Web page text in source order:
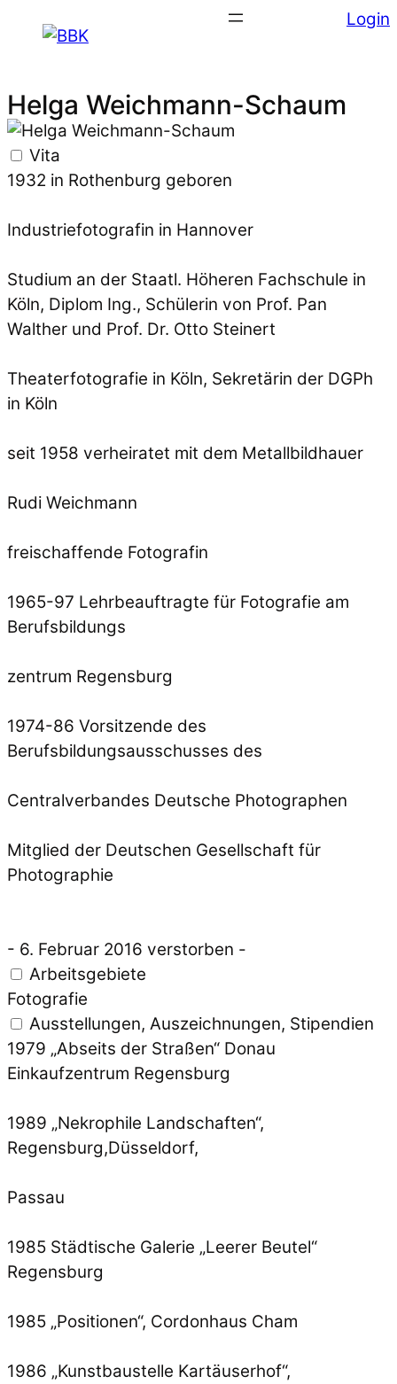
Login
Helga Weichmann-Schaum
Vita
1932 in Rothenburg geboren
Industriefotografin in Hannover
Studium an der Staatl. Höheren Fachschule in
Köln, Diplom Ing., Schülerin von Prof. Pan
Walther und Prof. Dr. Otto Steinert
Theaterfotografie in Köln, Sekretärin der DGPh
in Köln
seit 1958 verheiratet mit dem Metallbildhauer
Rudi Weichmann
freischaffende Fotografin
1965-97 Lehrbeauftragte für Fotografie am
Berufsbildungs
zentrum Regensburg
1974-86 Vorsitzende des
Berufsbildungsausschusses des
Centralverbandes Deutsche Photographen
Mitglied der Deutschen Gesellschaft für
Photographie
- 6. Februar 2016 verstorben -
Arbeitsgebiete
Fotografie
Ausstellungen, Auszeichnungen, Stipendien
1979 „Abseits der Straßen“ Donau
Einkaufzentrum Regensburg
1989 „Nekrophile Landschaften“,
Regensburg,Düsseldorf,
Passau
1985 Städtische Galerie „Leerer Beutel“
Regensburg
1985 „Positionen“, Cordonhaus Cham
1986 „Kunstbaustelle Kartäuserhof“,